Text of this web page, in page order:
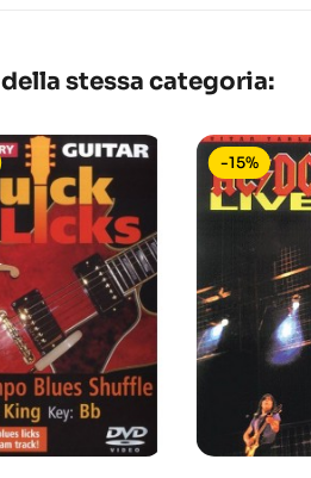
stessa categoria:
-15%